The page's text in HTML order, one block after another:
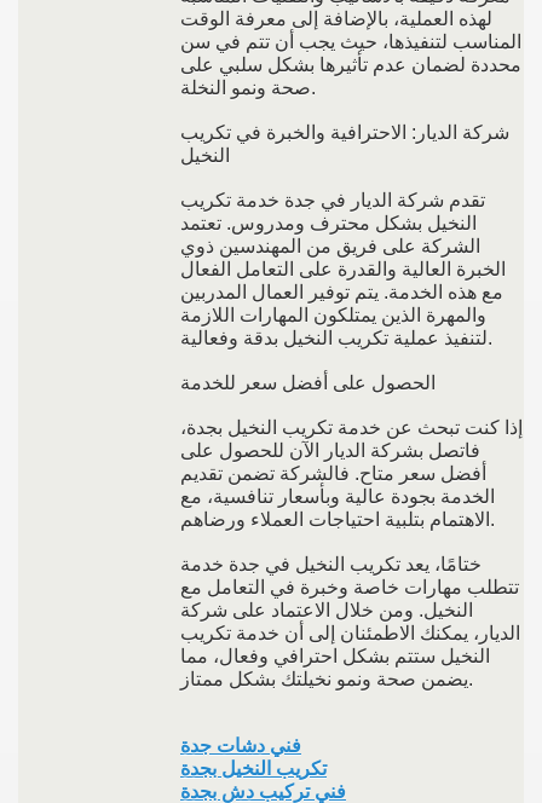
لهذه العملية، بالإضافة إلى معرفة الوقت
المناسب لتنفيذها، حيث يجب أن تتم في سن
محددة لضمان عدم تأثيرها بشكل سلبي على
صحة ونمو النخلة.
شركة الديار: الاحترافية والخبرة في تكريب
النخيل
تقدم شركة الديار في جدة خدمة تكريب
النخيل بشكل محترف ومدروس. تعتمد
الشركة على فريق من المهندسين ذوي
الخبرة العالية والقدرة على التعامل الفعال
مع هذه الخدمة. يتم توفير العمال المدربين
والمهرة الذين يمتلكون المهارات اللازمة
لتنفيذ عملية تكريب النخيل بدقة وفعالية.
الحصول على أفضل سعر للخدمة
إذا كنت تبحث عن خدمة تكريب النخيل بجدة،
فاتصل بشركة الديار الآن للحصول على
أفضل سعر متاح. فالشركة تضمن تقديم
الخدمة بجودة عالية وبأسعار تنافسية، مع
الاهتمام بتلبية احتياجات العملاء ورضاهم.
ختامًا، يعد تكريب النخيل في جدة خدمة
تتطلب مهارات خاصة وخبرة في التعامل مع
النخيل. ومن خلال الاعتماد على شركة
الديار، يمكنك الاطمئنان إلى أن خدمة تكريب
النخيل ستتم بشكل احترافي وفعال، مما
يضمن صحة ونمو نخيلتك بشكل ممتاز.
فني دشات جدة
تكريب النخيل بجدة
فني تركيب دش بجدة